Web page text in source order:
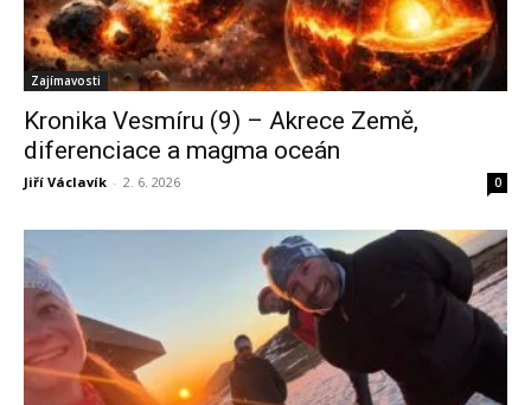
Zajímavosti
Kronika Vesmíru (9) – Akrece Země,
diferenciace a magma oceán
Jiří Václavík - 2. 6. 2026 0